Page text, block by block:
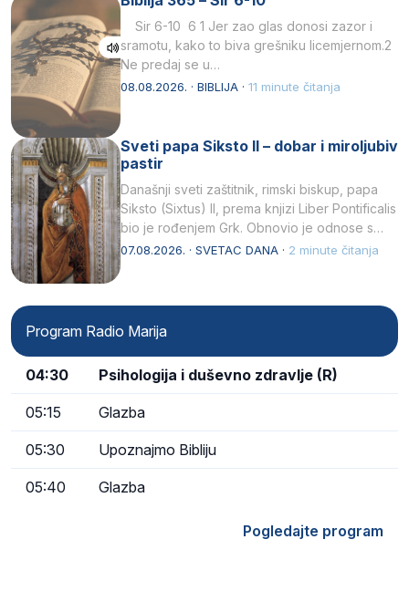
Sir 6-10 6 1 Jer zao glas donosi zazor i
sramotu, kako to biva grešniku licemjernom.2
Ne predaj se u…
08.08.2026. · BIBLIJA · 11 minute čitanja
Sveti papa Siksto II – dobar i miroljubiv
pastir
Današnji sveti zaštitnik, rimski biskup, papa
Siksto (Sixtus) II, prema knjizi Liber Pontificalis
bio je rođenjem Grk. Obnovio je odnose s
afričkim…
07.08.2026. · SVETAC DANA · 2 minute čitanja
Program Radio Marija
04:30 Psihologija i duševno zdravlje (R)
05:15 Glazba
05:30 Upoznajmo Bibliju
05:40 Glazba
Pogledajte program